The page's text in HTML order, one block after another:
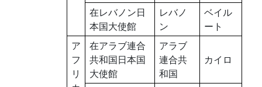
在レバノン日
本国大使館
レバノ
ン
ベイル
ート
ア
フ
リ
在アラブ連合
共和国日本国
大使館
アラブ
連合共
和国
カイロ